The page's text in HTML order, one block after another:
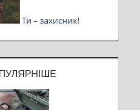
Ти – захисник!